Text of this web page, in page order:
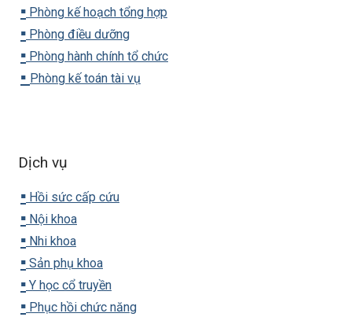
▪️ Phòng kế hoạch tổng hợp
▪️ Phòng điều dưỡng
▪️ Phòng hành chính tổ chức
▪️ Phòng kế toán tài vụ
Dịch vụ
▪️ Hồi sức cấp cứu
▪️ Nội khoa
▪️ Nhi khoa
▪️ Sản phụ khoa
▪️ Y học cổ truyền
▪️ Phục hồi chức năng